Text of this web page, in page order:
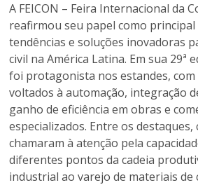
A FEICON – Feira Internacional da
reafirmou seu papel como
tendências e soluções inovadoras
civil na América Latina. Em sua 29ª
foi protagonista nos estandes, com
voltados à automação, integração
ganho de eficiência em obras e
especializados. Entre os destaques,
chamaram à atenção pela
diferentes pontos da cadeia
industrial ao varejo de materiais de